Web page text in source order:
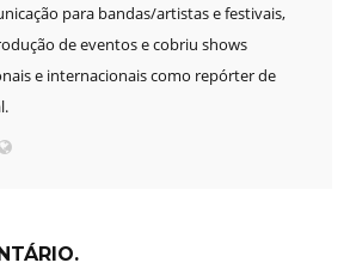
para bandas/artistas e festivais,
de eventos e cobriu shows
e internacionais como repórter de